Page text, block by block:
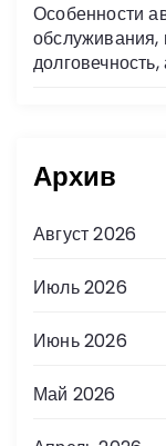
Особенности
обслуживания,
Архив
Август 2026
Июль 2026
Июнь 2026
Май 2026